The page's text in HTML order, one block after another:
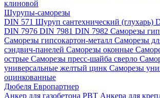
клиновой
Шурупы-саморезы
DIN 571 Шуруп сантехнический (глухарь)
DIN 7976 DIN 7981 DIN 7982 Саморезы
Саморезы гипсокартон-металл Саморезы
сэндвич-панелей Саморезы оконные
острые Саморезы пресс-шайба сверло
универсальные желтый цинк Саморезы
оцинкованные
Дюбеля Европартнер
Анкер для газобетона PBT Анкера для